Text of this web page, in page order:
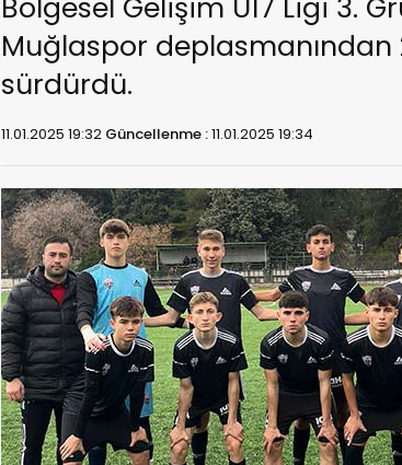
Bölgesel Gelişim U17 Ligi 3.
Muğlaspor
sürdürdü.
11.01.2025 19:32 Güncellenme :11.01.2025 19:34